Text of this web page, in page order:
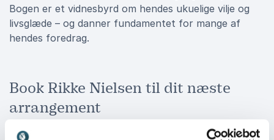
Bogen er et vidnesbyrd om hendes ukuelige vilje og
livsglæde – og danner fundamentet for mange af
hendes foredrag.
Book Rikke Nielsen til dit næste
arrangement